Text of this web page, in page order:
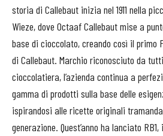
storia di Callebaut inizia nel 1911 nella
Wieze, dove Octaaf Callebaut mise a
base di cioccolato, creando così il primo
di Callebaut. Marchio riconosciuto da
cioccolatiera, l’azienda continua a
gamma di prodotti sulla base delle
ispirandosi alle ricette originali
generazione. Quest’anno ha lanciato